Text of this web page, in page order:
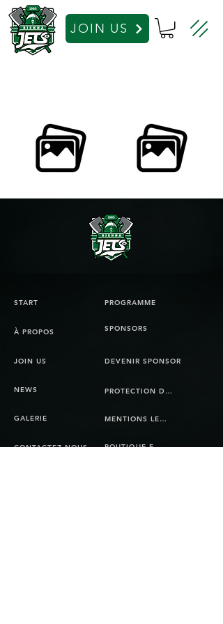
JOIN US
START
À PROPOS SPONSORS
PROGRAMME
JOIN US
NEWS
GALERIE
CONTACTEZ-NOUS
DEVENIR SPONSOR
PROTECTION DES DONNÉES
MENTIONS LEGALES
BOUTIQUE EN LIGNE